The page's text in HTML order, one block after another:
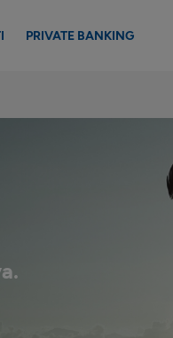
PRIVATE BANKING